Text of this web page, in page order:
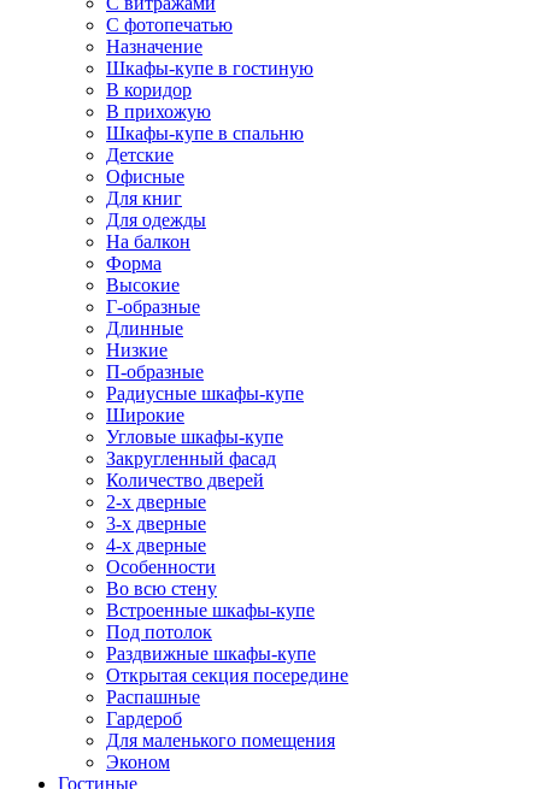
С фотопечатью
Назначение
Шкафы-купе в гостиную
В коридор
В прихожую
Шкафы-купе в спальню
Детские
Офисные
Для книг
Для одежды
На балкон
Форма
Высокие
Г-образные
Длинные
Низкие
П-образные
Радиусные шкафы-купе
Широкие
Угловые шкафы-купе
Закругленный фасад
Количество дверей
2-х дверные
3-х дверные
4-х дверные
Особенности
Во всю стену
Встроенные шкафы-купе
Под потолок
Раздвижные шкафы-купе
Открытая секция посередине
Распашные
Гардероб
Для маленького помещения
Эконом
Гостиные